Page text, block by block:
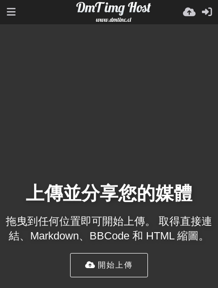
上傳並分享您的媒體
拖曳到任何位置即可開始上傳。 取得直接連
結、Markdown、BBCode 和 HTML 縮圖。
開始上傳